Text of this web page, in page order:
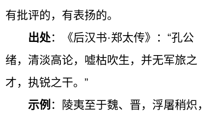
有批评的，有表扬的。
出处：《后汉书·郑太传》：“孔公
绪，清淡高论，嘘枯吹生，并无军旅之
才，执锐之干。”
示例 ：陵夷至于魏、晋，浮屠稍炽，